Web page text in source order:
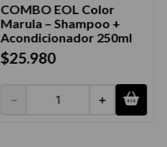
COMBO EOL Color
Marula – Shampoo +
Acondicionador 250ml
$25.980
＋
－